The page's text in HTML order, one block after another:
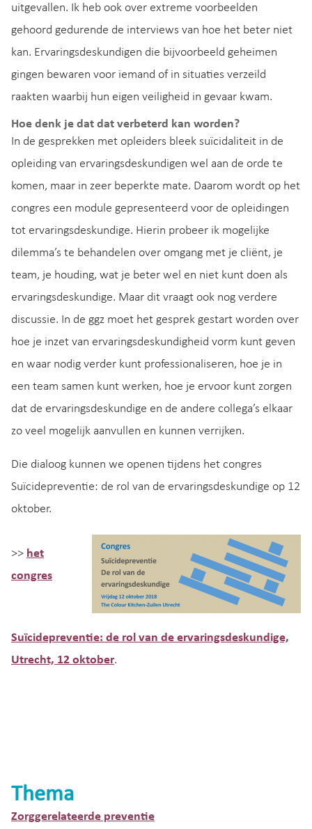
uitgevallen. Ik heb ook over extreme voorbeelden
gehoord gedurende de interviews van hoe het beter niet
kan. Ervaringsdeskundigen die bijvoorbeeld geheimen
gingen bewaren voor iemand of in situaties verzeild
raakten waarbij hun eigen veiligheid in gevaar kwam.
Hoe denk je dat dat verbeterd kan worden?
In de gesprekken met opleiders bleek suïcidaliteit in de
opleiding van ervaringsdeskundigen wel aan de orde te
komen, maar in zeer beperkte mate. Daarom wordt op het
congres een module gepresenteerd voor de opleidingen
tot ervaringsdeskundige. Hierin probeer ik mogelijke
dilemma’s te behandelen over omgang met je cliënt, je
team, je houding, wat je beter wel en niet kunt doen als
ervaringsdeskundige. Maar dit vraagt ook nog verdere
discussie. In de ggz moet het gesprek gestart worden over
hoe je inzet van ervaringsdeskundigheid vorm kunt geven
en waar nodig verder kunt professionaliseren, hoe je in
een team samen kunt werken, hoe je ervoor kunt zorgen
dat de ervaringsdeskundige en de andere collega’s elkaar
zo veel mogelijk aanvullen en kunnen verrijken.
Die dialoog kunnen we openen tijdens het congres
Suïcidepreventie: de rol van de ervaringsdeskundige op 12
oktober.
>> het
congres
Suïcidepreventie: de rol van de ervaringsdeskundige,
Utrecht, 12 oktober.
Thema
Zorggerelateerde preventie